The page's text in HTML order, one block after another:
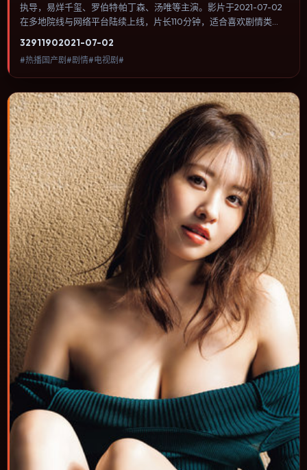
执导，易烊千玺、罗伯特·帕丁森、汤唯等主演。影片于2021-07-02
在多地院线与网络平台陆续上线，片长110分钟，适合喜欢剧情类
情节推进，节奏与视听语言统一，可作为休闲观影或类型片补片的选
择。
32911902021-07-02
#热播国产剧#剧情#电视剧#